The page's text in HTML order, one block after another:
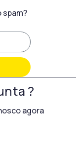
spam?
?
agora